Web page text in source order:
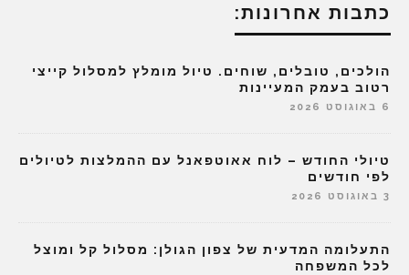
כתבות אחרונות:
הולכים, טובלים, שוחים. טיול מומלץ למסלול קייצי
רטוב בעמק המעיינות
6 באוגוסט 2026
טיולי החודש – לוח אאוטפאנל עם ההמלצות לטיולים
לפי חודשים
3 באוגוסט 2026
התעלומה המדעית של צפון הגולן: מסלול קל ומוצל
לכל המשפחה